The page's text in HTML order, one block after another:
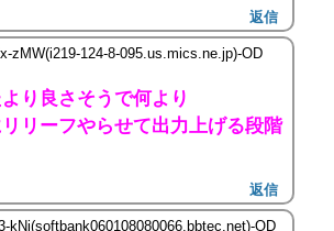
返信
zMW(i219-124-8-095.us.mics.ne.jp)-OD
り良さそうで何より
リーフやらせて出力上げる段階
返信
kNj(softbank060108080066.bbtec.net)-OD